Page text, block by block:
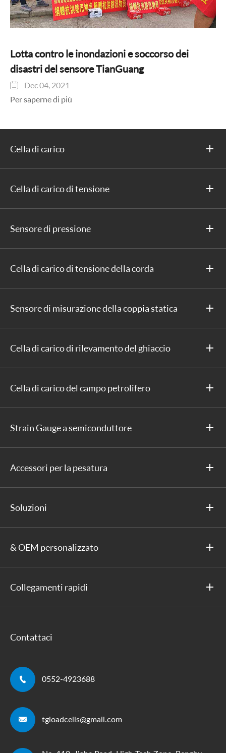
Lotta contro le inondazioni e soccorso dei
disastri del sensore TianGuang

Dec 04, 2021
Per saperne di più
Cella di carico
Cella di carico di tensione
Sensore di pressione
Cella di carico di tensione della corda
Sensore di misurazione della coppia statica
Cella di carico di rilevamento del ghiaccio
Cella di carico del campo petrolifero
Strain Gauge a semiconduttore
Accessori per la pesatura
Soluzioni
& OEM personalizzato
Collegamenti rapidi
Contattaci
 0552-4923688
 tgloadcells@gmail.com